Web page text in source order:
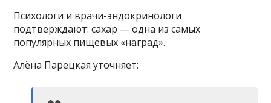
Психологи и врачи-эндокринологи
подтверждают: сахар — одна из самых
популярных пищевых «наград».
Алёна Парецкая уточняет: